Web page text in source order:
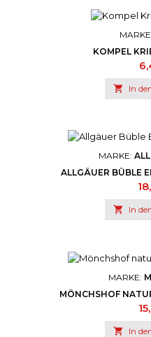
KOMPEL
 In
MARKE:
ALLGÄUER BÜBLE
 In
MARKE:
MÖNCHSHOF
 In